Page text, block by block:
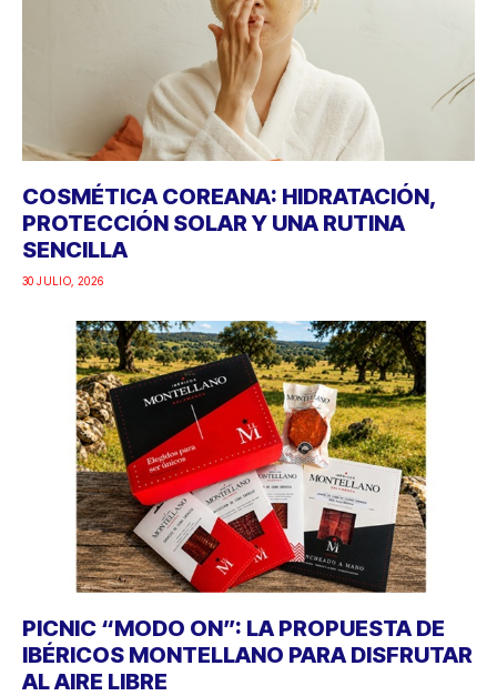
COSMÉTICA COREANA: HIDRATACIÓN,
PROTECCIÓN SOLAR Y UNA RUTINA
SENCILLA
30 JULIO, 2026
PICNIC “MODO ON”: LA PROPUESTA DE
IBÉRICOS MONTELLANO PARA DISFRUTAR
AL AIRE LIBRE